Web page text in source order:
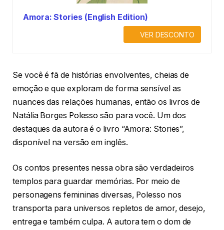
Amora: Stories (English Edition)
VER DESCONTO
Se você é fã de histórias envolventes, cheias de
emoção e que exploram de forma sensível as
nuances das relações humanas, então os livros de
Natália Borges Polesso são para você. Um dos
destaques da autora é o livro “Amora: Stories”,
disponível na versão em inglês.
Os contos presentes nessa obra são verdadeiros
templos para guardar memórias. Por meio de
personagens femininas diversas, Polesso nos
transporta para universos repletos de amor, desejo,
entrega e também culpa. A autora tem o dom de